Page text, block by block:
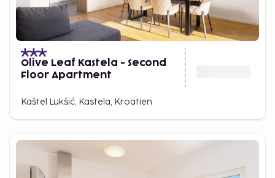
Olive Leaf Kastela - Second
Floor Apartment
Kaštel Lukšić, Kastela, Kroatien